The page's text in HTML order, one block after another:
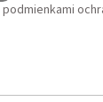
podmienkami